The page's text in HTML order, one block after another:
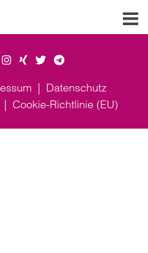
Datenschutz
Cookie-Richtlinie (EU)